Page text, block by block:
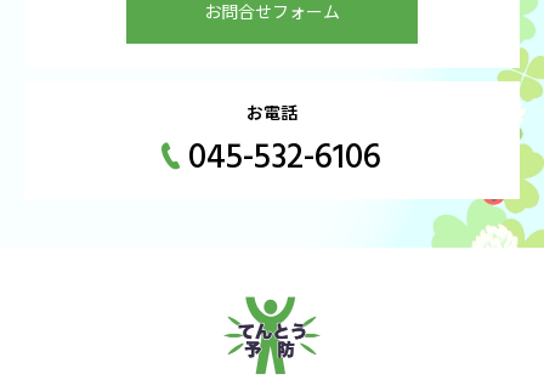
お問合せフォーム
お電話
045-532-6106